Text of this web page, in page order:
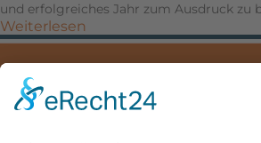
und erfolgreiches Jahr zum Ausdruck zu
Weiterlesen
IMPRESSUM